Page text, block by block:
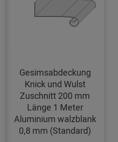
Gesimsabdeckung
Knick und Wulst
Zuschnitt 200 mm
Länge 1 Meter
Aluminium walzblank
0,8 mm (Standard)